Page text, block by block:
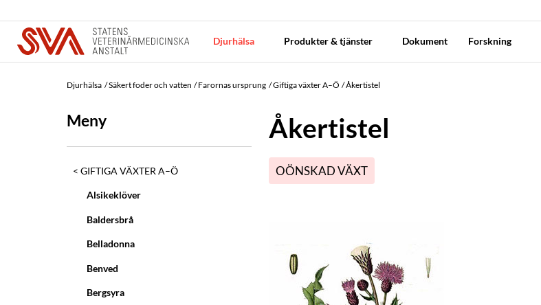
Djurhälsa Produkter & tjänster Dokument Forskning
Djurhälsa Säkert foder och vatten Farornas ursprung Giftiga växter A–Ö Åkertistel
Meny
GIFTIGA VÄXTER A–Ö
Alsikeklöver
Baldersbrå
Belladonna
Benved
Bergsyra
Åkertistel
OÖNSKAD VÄXT